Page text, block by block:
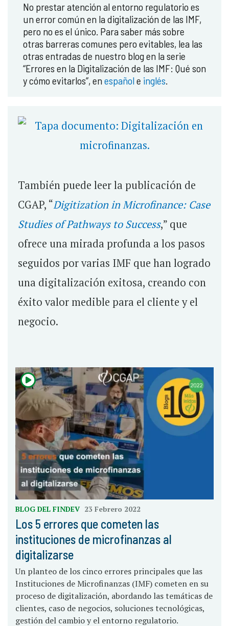
No prestar atención al entorno regulatorio es
un error común en la digitalización de las IMF,
pero no es el único. Para saber más sobre
otras barreras comunes pero evitables, lea las
otras entradas de nuestro blog en la serie
“Errores en la Digitalización de las IMF: Qué son
y cómo evitarlos”, enespañole inglés.
También puede leer la publicación de
CGAP, “Digitization in Microfinance: Case
Studies of Pathways to Success,” que
ofrece una mirada profunda a los pasos
seguidos por varias IMF que han logrado
una digitalización exitosa, creando con
éxito valor medible para el cliente y el
negocio.
BLOG DEL FINDEV 23 Febrero 2022
Los 5 errores que cometen las
instituciones de microfinanzas al
digitalizarse
Un planteo de los cinco errores principales que las
Instituciones de Microfinanzas (IMF) cometen en su
proceso de digitalización, abordando las temáticas de
clientes, caso de negocios, soluciones tecnológicas,
gestión del cambio y el entorno regulatorio.